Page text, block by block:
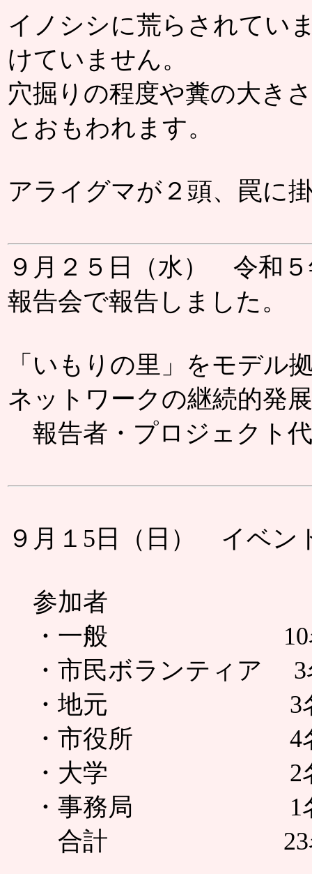
イノシシに荒らされてい
けていません。
穴掘りの程度や糞の大き
とおもわれます。
アライグマが２頭、罠に
９月２５日（水） 令和
報告会で報告しました。
「いもりの里」をモデル
ネットワークの継続的発
報告者・プロジェクト
９月１5日（日） イベ
参加者
・一般 10名（
・市民ボランティア 3
・地元 3
・市役所 4
・大学 2
・事務局 1
合計 23